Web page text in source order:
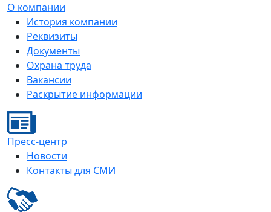
О компании
История компании
Реквизиты
Документы
Охрана труда
Вакансии
Раскрытие информации
Пресс-центр
Новости
Контакты для СМИ